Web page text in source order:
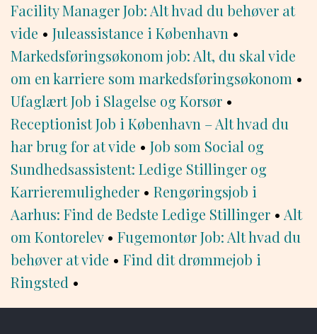
Facility Manager Job: Alt hvad du behøver at
vide • Juleassistance i København •
Markedsføringsøkonom job: Alt, du skal vide
om en karriere som markedsføringsøkonom •
Ufaglært Job i Slagelse og Korsør •
Receptionist Job i København – Alt hvad du
har brug for at vide • Job som Social og
Sundhedsassistent: Ledige Stillinger og
Karrieremuligheder • Rengøringsjob i
Aarhus: Find de Bedste Ledige Stillinger • Alt
om Kontorelev• Fugemontør Job: Alt hvad du
behøver at vide • Find dit drømmejob i
Ringsted •